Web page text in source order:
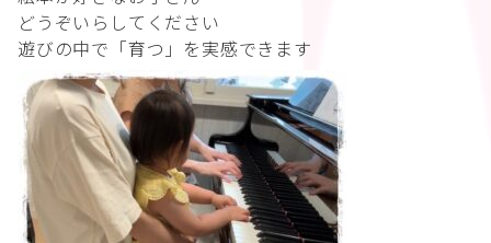
どうぞいらしてください
遊びの中で「育つ」を実感できます